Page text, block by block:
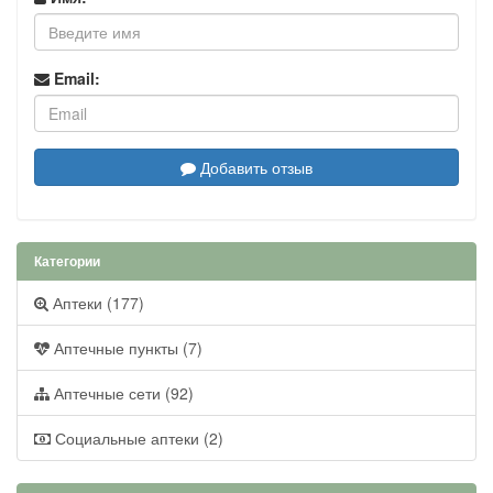
Email:
Добавить отзыв
Категории
Аптеки (177)
Аптечные пункты (7)
Аптечные сети (92)
Социальные аптеки (2)